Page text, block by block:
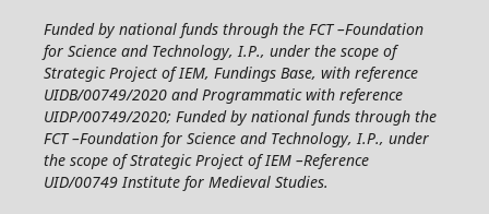
Funded by national funds through the FCT –Foundation
for Science and Technology, I.P., under the scope of
Strategic Project of IEM, Fundings Base, with reference
UIDB/00749/2020 and Programmatic with reference
UIDP/00749/2020; Funded by national funds through the
FCT –Foundation for Science and Technology, I.P., under
the scope of Strategic Project of IEM –Reference
UID/00749 Institute for Medieval Studies.